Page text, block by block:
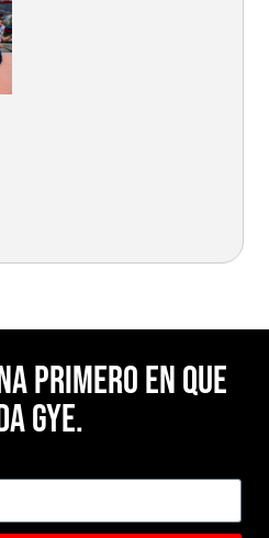
primero en Que
Gye.